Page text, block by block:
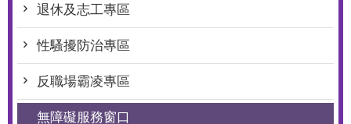
退休及志工專區
性騷擾防治專區
反職場霸凌專區
無障礙服務窗口